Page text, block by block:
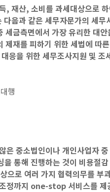
, 재산, 소비를 과세대상으로
음과 같은 세무자문가의 세무
금측면에서 가장 유리한 대
재를 피하기 위한 세법에 따
응을 위한 세무조사지원 및 조
행
은 중소법인이나 개인사업자
통해 진행하는 것이 비용절
으로 여러 가지 협력의무를
정까지 one-stop 서비스를 제